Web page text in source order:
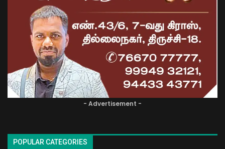
- Advertisement -
POPULAR CATEGORIES